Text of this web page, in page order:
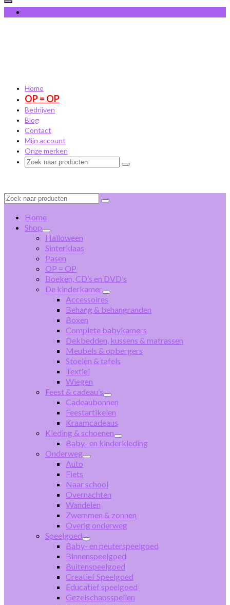
Home
OP = OP
Bedrijven
Blog
Contact
Mijn account
Onze merken
Zoek
Zoek
Home
Shop
Halloween
Sinterklaas
Pasen
OP = OP
Boeken, CD’s en DVD’s
De kinderkamer
Accessoires
Behang & behangranden
Boxen
Complete babykamers
Dekbedden, kussens & matrassen
Meubels & opbergers
Stoelen & tafels
Textiel
Wiegen
Feest & cadeau’s
Cadeaubonnen
Feestartikelen
Kraamcadeaus
Kleding & schoenen
Baby- en kinderkleding
Onderweg
Auto
Fiets
Naar school
Overnachten
Wandelen
Zwemmen & zonnen
Overig onderweg
Speelgoed
Baby- en peuterspeelgoed
Binnenspeelgoed
Buitenspeelgoed
Creatief Speelgoed
Educatief speelgoed
Gezelschapsspellen